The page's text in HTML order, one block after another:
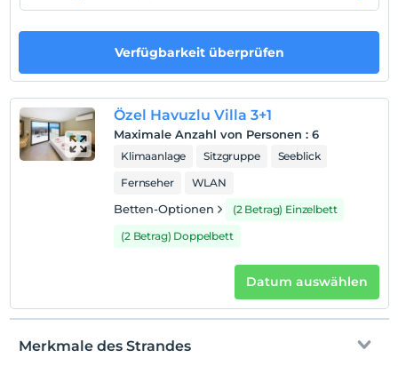
Plaja 1 km mesafededir.
Auf Karte
anzeigen
Hotelpolitik
Rauchen
Verfügbarkeit überprüfen
Özel Havuzlu Villa 3+1
Maximale Anzahl von Personen : 6
Klimaanlage Sitzgruppe
Seeblick
Fernseher
WLAN
Betten-Optionen
(2 Betrag) Einzelbett
(2 Betrag) Doppelbett
Datum auswählen
Merkmale des Strandes